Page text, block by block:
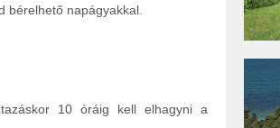
bérelhető napágyakkal.
10 óráig kell elhagyni a